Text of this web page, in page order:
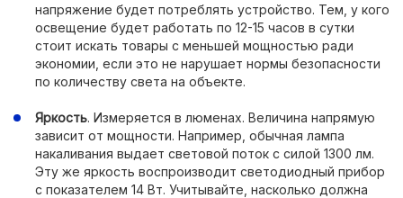
напряжение будет потреблять устройство. Тем, у кого
освещение будет работать по 12-15 часов в сутки
стоит искать товары с меньшей мощностью ради
экономии, если это не нарушает нормы безопасности
по количеству света на объекте.
Яркость. Измеряется в люменах. Величина напрямую
зависит от мощности. Например, обычная лампа
накаливания выдает световой поток с силой 1300 лм.
Эту же яркость воспроизводит светодиодный прибор
с показателем 14 Вт. Учитывайте, насколько должна